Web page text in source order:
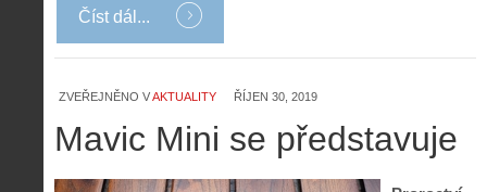
Číst dál...
ZVEŘEJNĚNO VAKTUALITY ŘÍJEN 30, 2019
Mavic Mini se představuje